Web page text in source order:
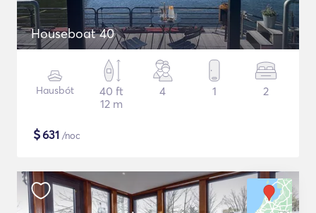
Houseboat 40
Hausbót
40 ft
12 m
4 1 2
$631 /noc